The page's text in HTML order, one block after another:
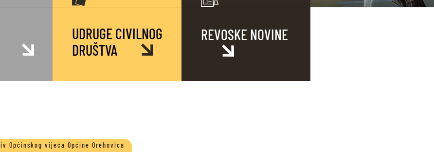
UDRUGE CIVILNOG
DRUŠTVA
REVOSKE NOVINE
Općinskog vijeća Općine Orehovica